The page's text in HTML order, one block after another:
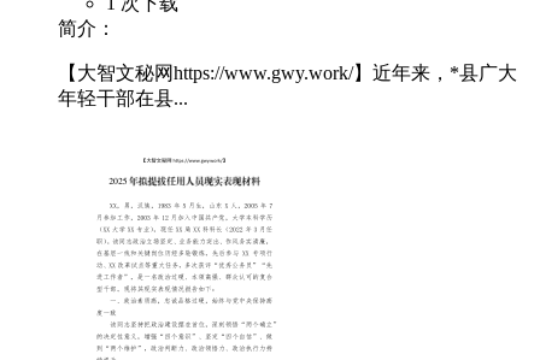
简介：
【大智文秘网https://www.gwy.work/】近年来，*县广大
年轻干部在县...